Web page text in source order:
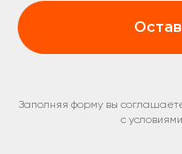
Заполняя форму вы
с